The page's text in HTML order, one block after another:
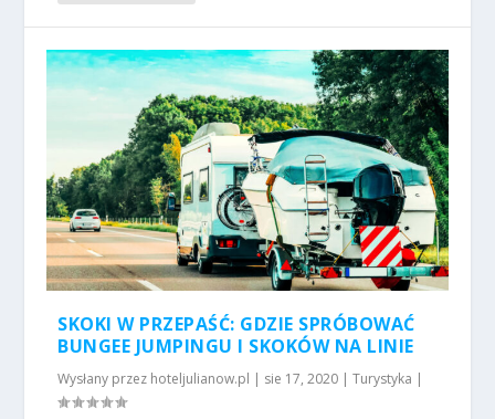
SKOKI W PRZEPAŚĆ: GDZIE SPRÓBOWAĆ
BUNGEE JUMPINGU I SKOKÓW NA LINIE
Wysłany przez hoteljulianow.pl | sie 17, 2020 |Turystyka |